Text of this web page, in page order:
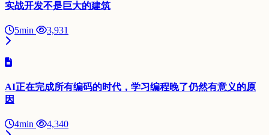
实战开发不是巨大的建筑
5min 3,931
AI正在完成所有编码的时代，学习编程晚了仍然有意义的原
因
4min 4,340